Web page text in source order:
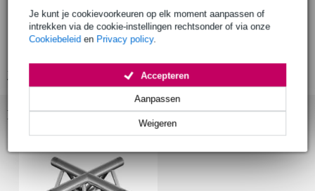
Je kunt je cookievoorkeuren op elk moment aanpassen of
intrekken via de cookie-instellingen rechtsonder of via onze
Cookiebeleid en Privacy policy.
Weigeren
Aanpassen
Accepteren
geproduceerd in Europa volgens strenge eisen
gefabriceerd door een fabrikant met meer dan 20 jaar ervaring
Bekijk alle productspecificaties
Bekijk ook eens (1)